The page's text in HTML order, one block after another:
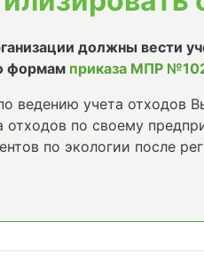
должны вести
формам приказа МПР
ведению учета отходов
по своему
по экологии после